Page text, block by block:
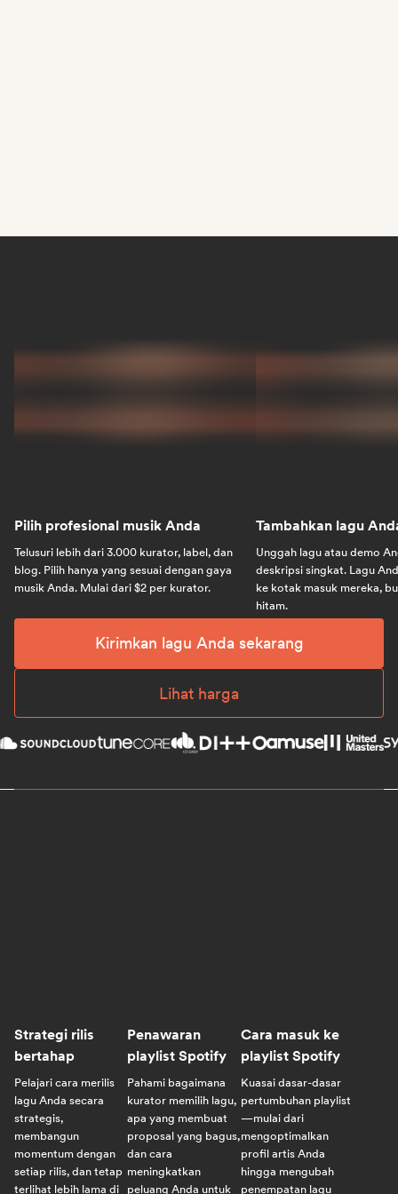
Pilih profesional musik Anda
Telusuri lebih dari 3.000 kurator, label, dan
blog. Pilih hanya yang sesuai dengan gaya
musik Anda. Mulai dari $2 per kurator.
Tambahkan lagu
Unggah lagu atau demo
deskripsi singkat. Lagu
ke kotak masuk mereka,
hitam.
Kirimkan lagu Anda sekarang
Lihat harga
Strategi rilis
bertahap
Pelajari cara merilis
lagu Anda secara
strategis,
membangun
momentum dengan
setiap rilis, dan tetap
terlihat lebih lama di
Penawaran
playlist Spotify
Pahami bagaimana
kurator memilih lagu,
apa yang membuat
proposal yang bagus,
dan cara
meningkatkan
peluang Anda untuk
Cara masuk ke
playlist Spotify
Kuasai dasar-dasar
pertumbuhan playlist
—mulai dari
mengoptimalkan
profil artis Anda
hingga mengubah
penempatan lagu